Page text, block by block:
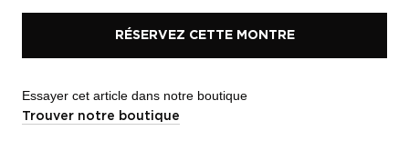
RÉSERVEZ CETTE MONTRE
Essayer cet article dans notre boutique
Trouver notre boutique